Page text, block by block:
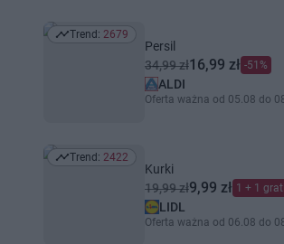
Trend: 2679
Trend: 2679
Persil
34,99 zł16,99 zł -51%
ALDI
Oferta ważna od 05.08 do
Trend: 2422
Trend: 2422
Kurki
19,99 zł9,99 zł 1 + 1
LIDL
Oferta ważna od 06.08 do